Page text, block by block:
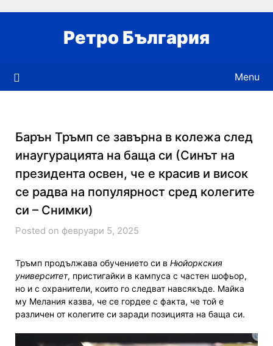
Ретро България
Menu
Барън Тръмп се завърна в колежа след
инаугурацията на баща си (Синът на
президента освен, че е красив и висок
се радва на популярност сред колегите
си – Снимки)
Posted on февруари 5, 2025
Тръмп продължава обучението си в Нюйоркския
университет, пристигайки в кампуса с частен шофьор,
но и с охранители, които го следват навсякъде. Майка
му Мелания казва, че се гордее с факта, че той е
различен от колегите си заради позицията на баща си.